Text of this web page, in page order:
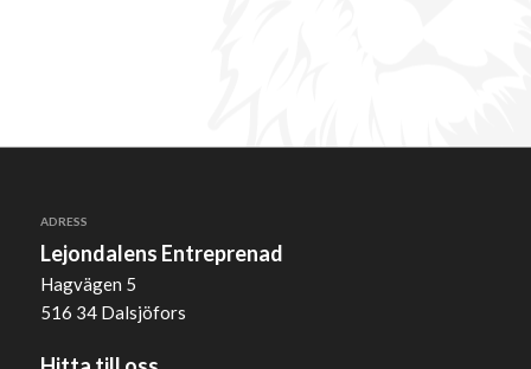
ADRESS
Lejondalens Entreprenad
Hagvägen 5
516 34 Dalsjöfors